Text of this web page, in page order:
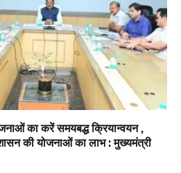
का करें समयबद्ध क्रियान्वयन ,
की योजनाओं का लाभ : मुख्यमंत्री